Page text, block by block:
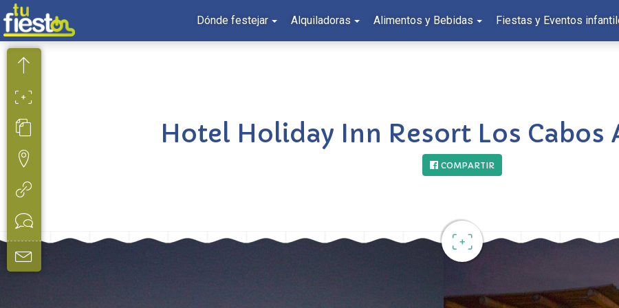
Dónde festejar Alquiladoras Alimentos y Bebidas Fiestas y Eventos
Hotel Holiday Inn Resort Los Cabos
COMPARTIR